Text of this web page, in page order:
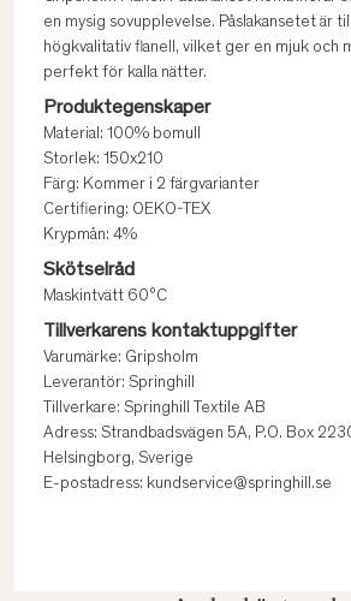
en mysig sovupplevelse. Påslakansetet är
högkvalitativ flanell, vilket ger en mjuk och
perfekt för kalla nätter.
Produktegenskaper
Material: 100% bomull
Storlek: 150x210
Färg: Kommer i 2 färgvarianter
Certifiering: OEKO-TEX
Krypmån: 4%
Skötselråd
Maskintvätt 60°C
Tillverkarens kontaktuppgifter
Varumärke: Gripsholm
Leverantör: Springhill
Tillverkare: Springhill Textile AB
Adress: Strandbadsvägen 5A, P.O. Box
Helsingborg, Sverige
E-postadress: kundservice@springhill.se